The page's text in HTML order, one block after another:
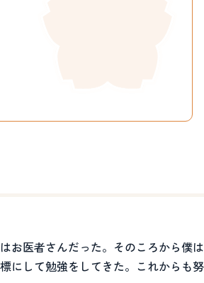
医者さんだった。そのころから僕
して勉強をしてきた。これからも